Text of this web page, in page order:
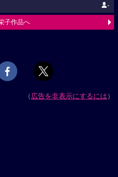
-
子作品へ
（広告を非表示にするには）